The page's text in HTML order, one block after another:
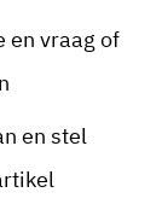
en vraag of
en stel